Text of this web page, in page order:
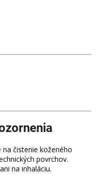
čistenie koženého
povrchov.
na inhaláciu.